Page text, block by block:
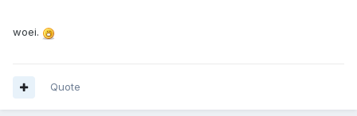
woei.
Quote